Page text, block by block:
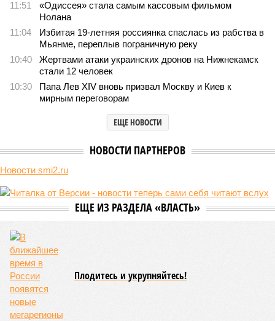
Список арестованных выглядит представительно. В нём
основной владелец одного из лидеров отечественного АПК
– группы компаний «ЭФКО»Валерий Кустов,
замдиректора по развитиюЕкатерина Кустова, директор
по стратегическому развитию
гендиректор ГК
Евгений Ляшенко
и замначальника
управления беспилотных систем и робототехники
Ранее, в мае, по этому же делу был арестован
созданной «ЭФКО» в 2021 году, но позже обособившейся.
Эта фирма заключила контракт с Минобороны на поставку
дрон обходился военному ведомству в 8 млн рублей,
однако «производителю» стоил всего 1,2 миллиона. Эта
беспилотника, и траты на его символическую доработку,
нужную для того, чтобы выдать БПЛА за сугубо
отечественный. Ущерб от действий авторов данной схемы
оценивается в 8,6 миллиарда.
Обычная практика
Многие комментаторы призвали суд оценить выявленную